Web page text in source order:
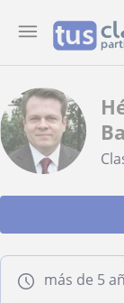
más de 5